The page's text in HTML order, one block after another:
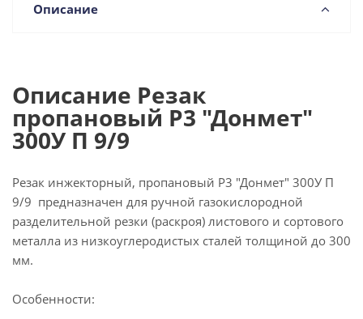
Описание
Описание Резак
пропановый Р3 "Донмет"
300У П 9/9
Резак инжекторный, пропановый Р3 "Донмет" 300У П
9/9 предназначен для ручной газокислородной
разделительной резки (раскроя) листового и сортового
металла из низкоуглеродистых сталей толщиной до 300
мм.
Особенности: